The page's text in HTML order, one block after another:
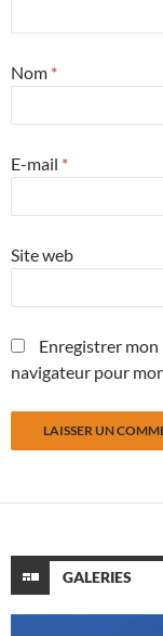
Nom *
E-mail *
Site web
Enregistrer mon
navigateur pour
GALERIES